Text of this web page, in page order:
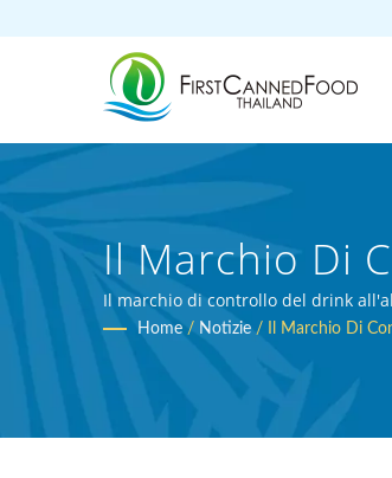
Il Marchio Di
Guatemala. |
Oltre 30 Anni
Il marchio di controllo del drink
trasformazione agricola.
Home / Notizie / Il Marchio Di